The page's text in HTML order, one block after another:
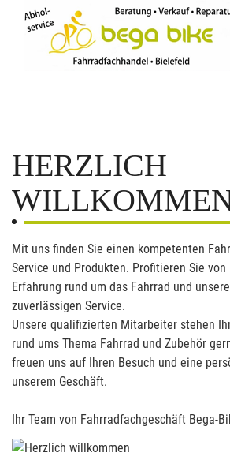
HERZLICH
Mit uns finden Sie einen kompetenten
Service und Produkten. Profitieren Sie
Erfahrung rund um das Fahrrad und
zuverlässigen Service.
Unsere qualifizierten Mitarbeiter stehen
rund ums Thema Fahrrad und Zubehör
freuen uns auf Ihren Besuch und eine
unserem Geschäft.
Ihr Team von Fahrradfachgeschäft Bega-